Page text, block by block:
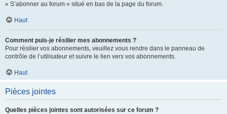
« S’abonner au forum » situé en bas de la page du forum.
Haut
Comment puis-je résilier mes abonnements ?
Pour résilier vos abonnements, veuillez vous rendre dans le panneau de
contrôle de l’utilisateur et suivre le lien vers vos abonnements.
Haut
Pièces jointes
Quelles pièces jointes sont autorisées sur ce forum ?